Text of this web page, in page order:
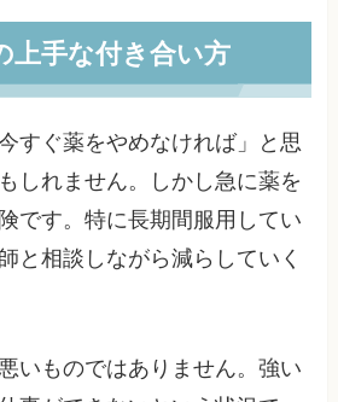
上手な付き合い方
すぐ薬をやめなければ」と思
しれません。しかし急に薬を
です。特に長期間服用してい
と相談しながら減らしていく
いものではありません。強い